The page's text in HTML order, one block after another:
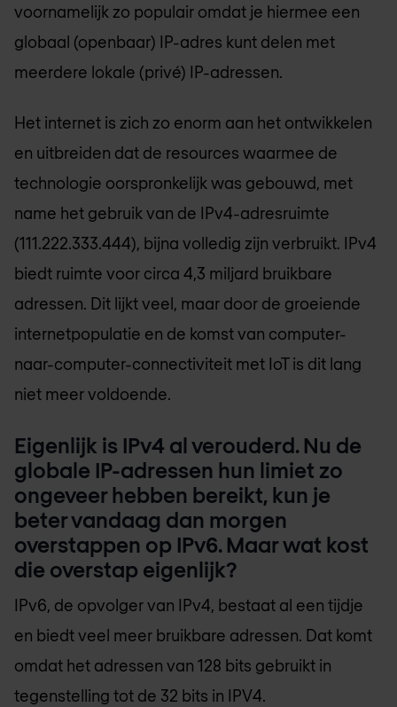
voornamelijk zo populair omdat je hiermee een
globaal (openbaar) IP-adres kunt delen met
meerdere lokale (privé) IP-adressen.
Het internet is zich zo enorm aan het ontwikkelen
en uitbreiden dat de resources waarmee de
technologie oorspronkelijk was gebouwd, met
name het gebruik van de IPv4-adresruimte
(111.222.333.444), bijna volledig zijn verbruikt. IPv4
biedt ruimte voor circa 4,3 miljard bruikbare
adressen. Dit lijkt veel, maar door de groeiende
internetpopulatie en de komst van computer-
naar-computer-connectiviteit met IoT is dit lang
niet meer voldoende.
Eigenlijk is IPv4 al verouderd. Nu de
globale IP-adressen hun limiet zo
ongeveer hebben bereikt, kun je
beter vandaag dan morgen
overstappen op IPv6. Maar wat kost
die overstap eigenlijk?
IPv6, de opvolger van IPv4, bestaat al een tijdje
en biedt veel meer bruikbare adressen. Dat komt
omdat het adressen van 128 bits gebruikt in
tegenstelling tot de 32 bits in IPV4.